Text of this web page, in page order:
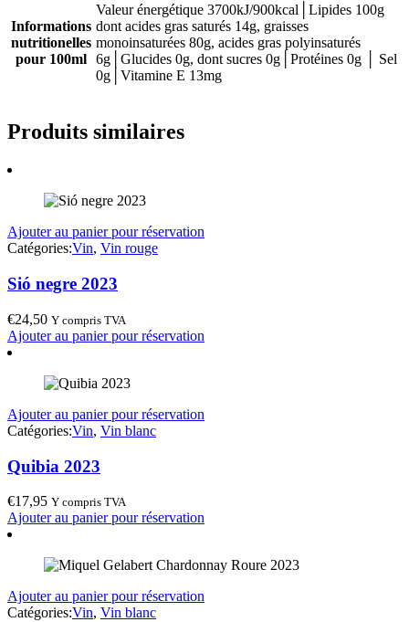
Informations
nutritionelles
pour 100ml
Valeur énergétique 3700kJ/900kcal│Lipides 100g
dont acides gras saturés 14g, graisses
monoinsaturées 80g, acides gras polyinsaturés
6g│Glucides 0g, dont sucres 0g│Protéines 0g │ Sel
0g│Vitamine E 13mg
Produits similaires
Ajouter au panier pour réservation
Catégories:Vin, Vin rouge
Sió negre 2023
€24,50 Y compris TVA
Ajouter au panier pour réservation
Ajouter au panier pour réservation
Catégories:Vin, Vin blanc
Quibia 2023
€17,95 Y compris TVA
Ajouter au panier pour réservation
Ajouter au panier pour réservation
Catégories:Vin, Vin blanc